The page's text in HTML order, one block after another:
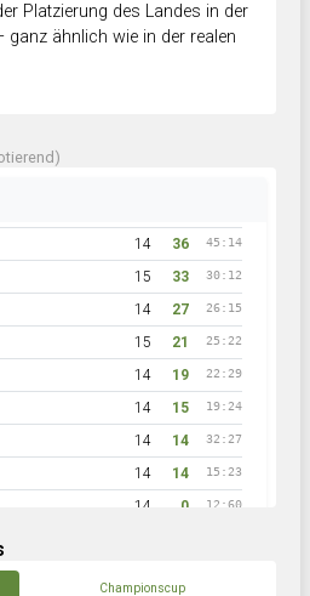
Platzierung des Landes in der
ähnlich wie in der realen
14 36 45:14
15 33 30:12
14 27 26:15
15 21 25:22
14 19 22:29
14 15 19:24
14 14 32:27
14 14 15:23
14 0 12:60
Championscup